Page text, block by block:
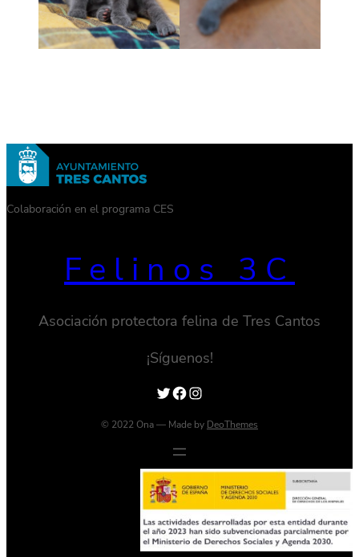
Colaboración en el programa CES
Felinos 3C
Asociación protectora felina de Tres Cantos
¡Síguenos!
Twitter Facebook Instagram
© 2022 Ona — Made by DeoThemes